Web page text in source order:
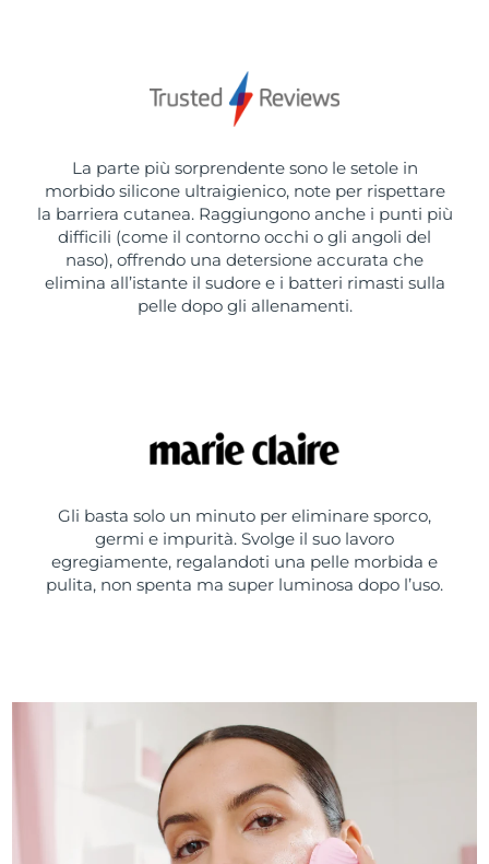
La parte più sorprendente sono le setole in
morbido silicone ultraigienico, note per rispettare
la barriera cutanea. Raggiungono anche i punti più
difficili (come il contorno occhi o gli angoli del
naso), offrendo una detersione accurata che
elimina all’istante il sudore e i batteri rimasti sulla
pelle dopo gli allenamenti.
Gli basta solo un minuto per eliminare sporco,
germi e impurità. Svolge il suo lavoro
egregiamente, regalandoti una pelle morbida e
pulita, non spenta ma super luminosa dopo l’uso.